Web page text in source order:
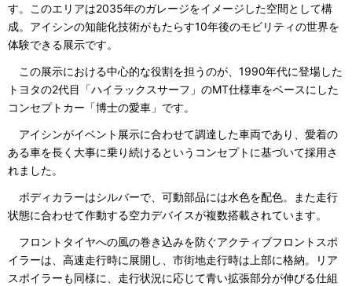
す。このエリアは2035年のガレージをイメージした空間として構
成。アイシンの知能化技術がもたらす10年後のモビリティの世界を
体験できる展示です。
この展示における中心的な役割を担うのが、1990年代に登場した
トヨタの2代目「ハイラックスサーフ」のMT仕様車をベースにした
コンセプトカー「博士の愛車」です。
アイシンがイベント展示に合わせて調達した車両であり、愛着の
ある車を長く大事に乗り続けるというコンセプトに基づいて採用さ
れました。
ボディカラーはシルバーで、可動部品には水色を配色。また走行
状態に合わせて作動する空力デバイスが複数搭載されています。
フロントタイヤへの風の巻き込みを防ぐアクティブフロントスポ
イラーは、高速走行時に展開し、市街地走行時は上部に格納。リア
スポイラーも同様に、走行状況に応じて青い拡張部分が伸びる仕組